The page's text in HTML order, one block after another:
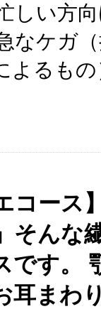
しい方
なケガ
よるも
コース
そんな
です。
耳まわ